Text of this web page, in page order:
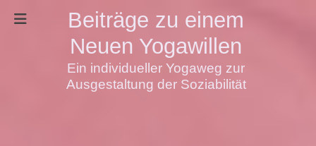
Beiträge zu einem
Neuen Yogawillen
Ein individueller Yogaweg zur
Ausgestaltung der Soziabilität